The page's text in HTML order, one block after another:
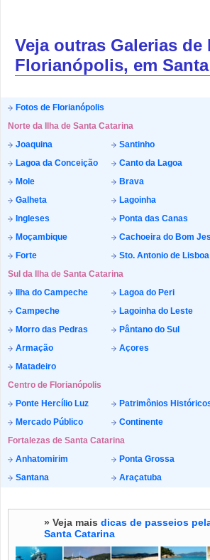
Veja outras Galerias de
Florianópolis, em
Fotos de Florianópolis
Norte da Ilha de Santa Catarina
Joaquina
Santinho
Lagoa da Conceição
Canto da Lagoa
Mole
Brava
Galheta
Lagoinha
Ingleses
Ponta das Canas
Moçambique
Cachoeira do Bom
Forte
Sto. Antonio de Lisboa
Sul da Ilha de Santa Catarina
Ilha do Campeche
Lagoa do Peri
Campeche
Lagoinha do Leste
Morro das Pedras
Pântano do Sul
Armação
Açores
Matadeiro
Centro de Florianópolis
Ponte Hercílio Luz
Patrimônios
Mercado Público
Continente
Fortalezas de Santa Catarina
Anhatomirim
Ponta Grossa
Santana
Araçatuba
» Veja mais dicas de passeios
Santa Catarina